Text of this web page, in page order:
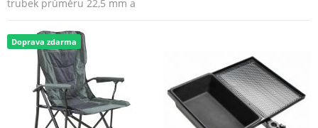
trubek průměru 22,5 mm a
Doprava zdarma